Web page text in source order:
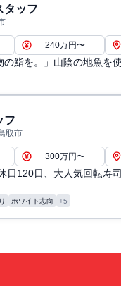
タッフ
240万円〜
の鮨を。」山陰の地魚を
フ
取市
300万円〜
日120日、大人気回転寿
ホワイト志向 +5